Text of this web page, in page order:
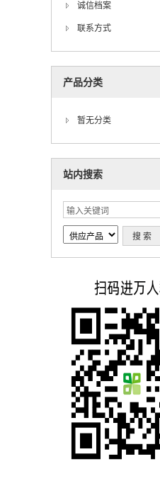
诚信档案
联系方式
产品分类
暂无分类
站内搜索